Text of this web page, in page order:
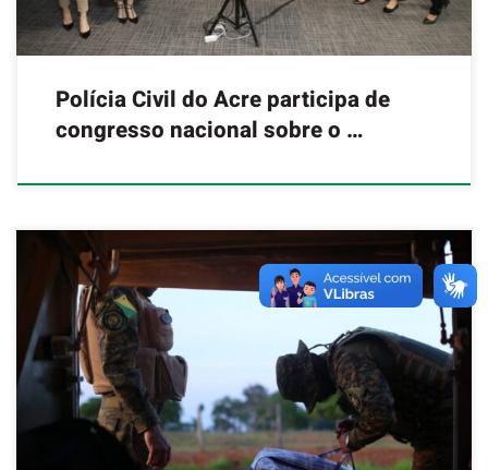
Polícia Civil do Acre participa de
congresso nacional sobre o …
A Secretaria de Estado de Justiça e Segurança Pública do Acre (Sejusp),
por meio do Grupo Especial de Operações em Fronteira (Gefron), divulgou
nesta quarta-feira, 1º, o balanço operacional referente ao primeiro
trimestre de 2026, evidenciando resultados expressivos no
enfrentamento aos crimes transfronteiriços e consolidando um novo
marco histórico nas apreensões realizadas pelo grupo no estado. Em
2025, o grupo realizou 224 operações, um aumento de 128,57% em
relação a 2024, evidenciando o fortalecimento das ações integradas e da
presença estatal nas áreas estratégicas. Segurança Pública divulga
balanço com resultados históricos de apreensões na fronteira. Foto:
Dhárcules Pinheiro/Secom De acordo […]